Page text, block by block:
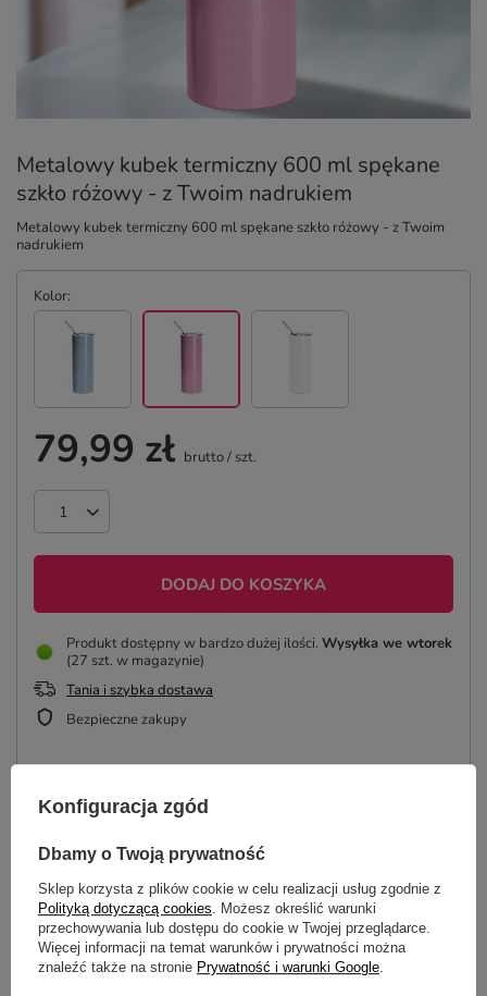
Metalowy kubek termiczny 600 ml spękane
szkło różowy - z Twoim nadrukiem
Metalowy kubek termiczny 600 ml spękane szkło różowy - z Twoim
nadrukiem
Kolor
79,99 zł brutto/ szt.
DODAJ DO KOSZYKA
Produkt dostępny w bardzo dużej ilości Wysyłka we wtorek
(27 szt. w magazynie)
Tania i szybka dostawa
Bezpieczne zakupy
ZAPROJEKTUJ KUBEK
OPIS
SZCZEGÓŁOWE DANE
Konfiguracja zgód
Dbamy o Twoją prywatność
Sklep korzysta z plików cookie w celu realizacji usług zgodnie z
Polityką dotyczącą cookies . Możesz określić warunki
przechowywania lub dostępu do cookie w Twojej przeglądarce.
Więcej informacji na temat warunków i prywatności można
znaleźć także na stronie Prywatność i warunki Google